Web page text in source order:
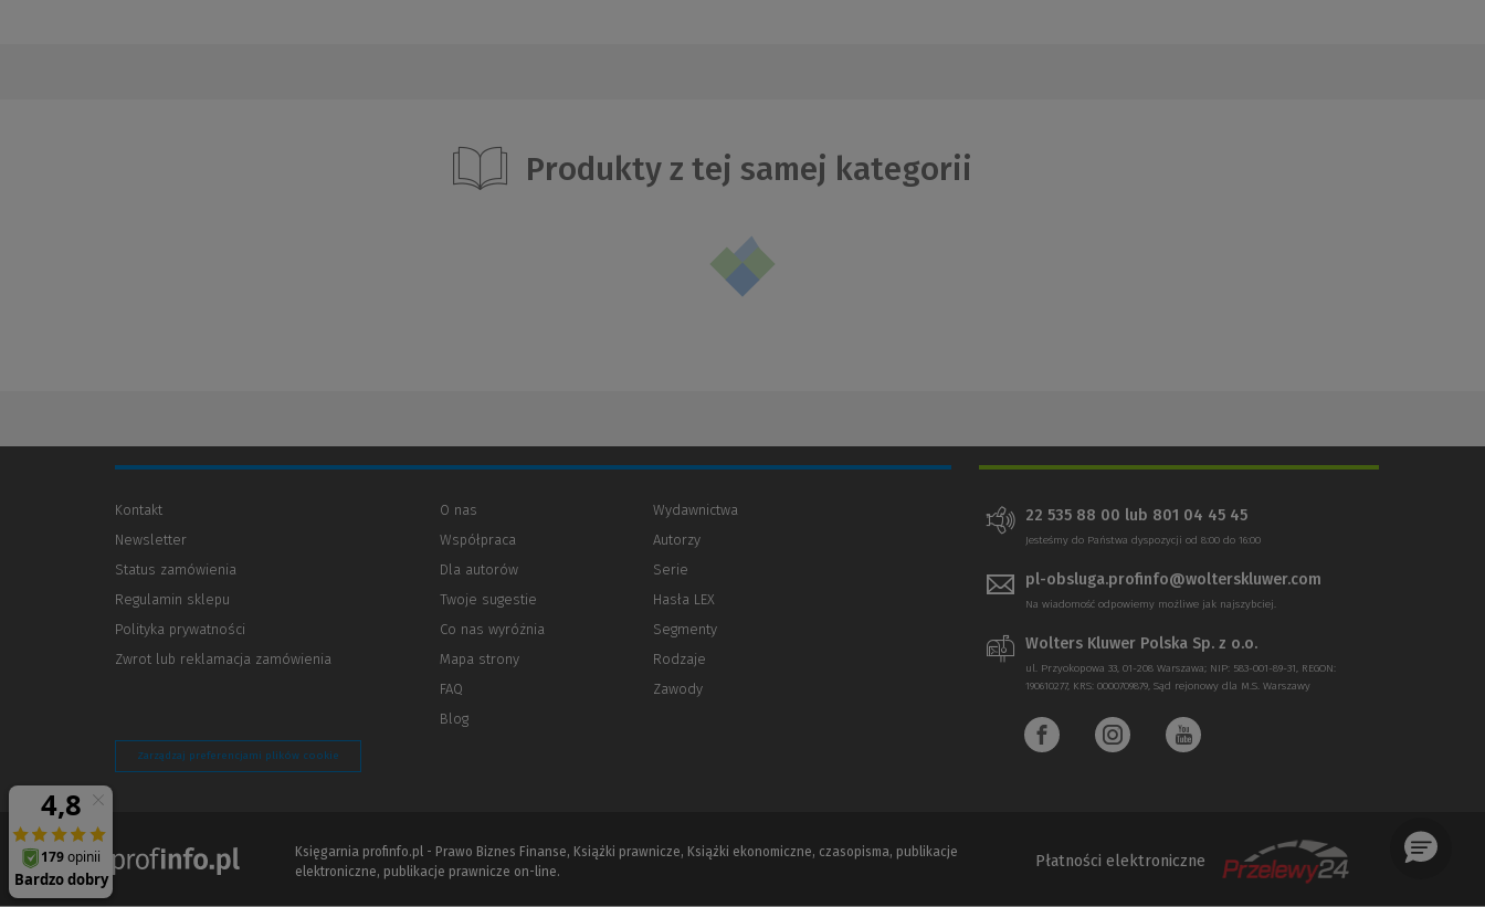
Produkty z tej samej kategorii
Kontakt
Newsletter
Status zamówienia
Regulamin sklepu
Polityka prywatności
innej
Zwrot lub reklamacja zamówienia
O nas
Współpraca
Dla autorów
innej
strony)
Twoje sugestie
Co nas wyróżnia
Mapa strony
FAQ
Blog
Wydawnictwa
Autorzy
Serie
Hasła LEX
Segmenty
Rodzaje
Zawody
Zarządzaj preferencjami plików cookie
22 535 88 00 lub 801 04 45 45
Jesteśmy do Państwa dyspozycji od 8:00 do 16:00
pl-obsluga.profinfo@wolterskluwer.com
Na wiadomość odpowiemy możliwe jak najszybciej.
Wolters Kluwer Polska Sp. z o.o.
ul. Przyokopowa 33, 01-208 Warszawa; NIP: 583-001-89-31, REGON:
190610277, KRS: 0000709879, Sąd rejonowy dla M.S. Warszawy
Księgarnia profinfo.pl - Prawo Biznes Finanse, Książki prawnicze, Książki ekonomiczne, czasopisma, publikacje
elektroniczne, publikacje prawnicze on-line.
Płatności elektroniczne
(Nowe
(Link